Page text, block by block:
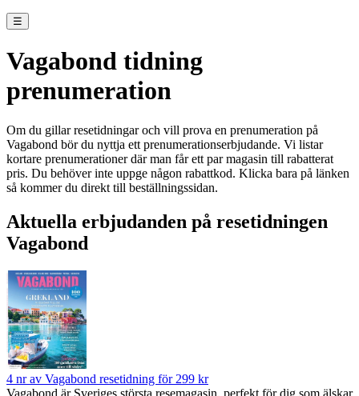
☰
Vagabond tidning
prenumeration
Om du gillar resetidningar och vill prova en prenumeration på
Vagabond bör du nyttja ett prenumerationserbjudande. Vi listar
kortare prenumerationer där man får ett par magasin till rabatterat
pris. Du behöver inte uppge någon rabattkod. Klicka bara på länken
så kommer du direkt till beställningssidan.
Aktuella erbjudanden på resetidningen
Vagabond
4 nr av Vagabond resetidning för 299 kr
Vagabond är Sveriges största resemagasin, perfekt för dig som älskar